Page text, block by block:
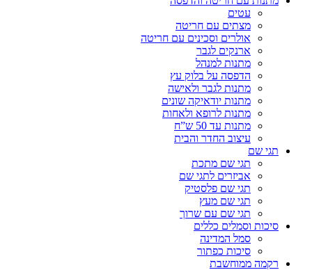
עטים
מצתים עם חריטה
אולרים וסכינים עם חריטה
ארנקים לגבר
מתנות למנהל
הדפסה על בלוק עץ
מתנות לגבר ולאישה
מתנות יודאיקה שונים
מתנות לרופא ולאחות
מתנות עד 50 ש”ח
עיצוב החדר והבית
תגי שם
תגי שם מתכת
אביזרים לתגי שם
תגי שם פלסטיק
תגי שם מעץ
תגי שם עם שרוך
סיכות וסמלים כללים
סמל המדינה
סיכות כפתור
רקמה ממוחשבת